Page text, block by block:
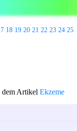
18 19 20 21 22 23 24 25
dem Artikel Ekzeme